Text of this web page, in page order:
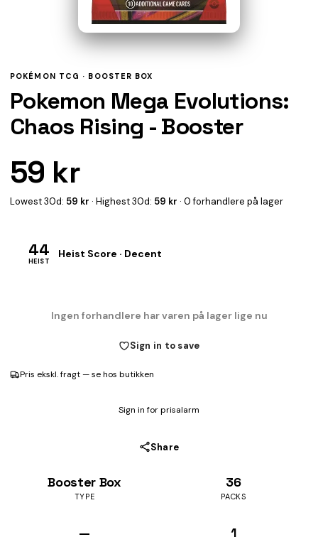
POKÉMON TCG · BOOSTER BOX
Pokemon Mega Evolutions:
Chaos Rising - Booster
59 kr
Lowest 30d: 59 kr · Highest 30d: 59 kr · 0 forhandlere på lager
44
HEIST
Heist Score · Decent
Ingen forhandlere har varen på lager lige nu
Sign in to save
Pris ekskl. fragt — se hos butikken
Sign in for prisalarm
Share
Booster Box
TYPE
36
PACKS
— 1